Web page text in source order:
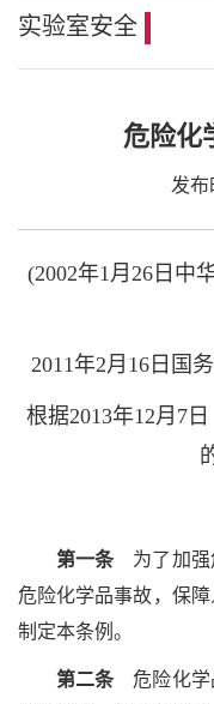
实验室安全
危险化
发布
(2002年1月26日中
2011年2月16日国
根据2013年12月7
第一条为了加强
危险化学品事故，保障
制定本条例。
第二条危险化学